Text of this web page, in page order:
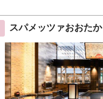
スパメッツァおおた